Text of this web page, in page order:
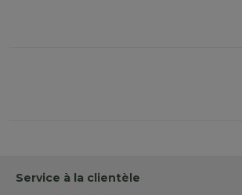
Service à la clientèle